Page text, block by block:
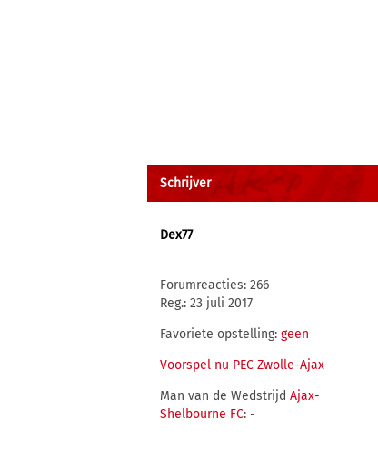
Schrijver
Dex77
Forumreacties: 266
Reg.: 23 juli 2017
Favoriete opstelling: geen
Voorspel nu PEC Zwolle-Ajax
Man van de Wedstrijd Ajax-
Shelbourne FC: -